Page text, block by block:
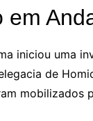
em
iniciou uma
de
mobilizados